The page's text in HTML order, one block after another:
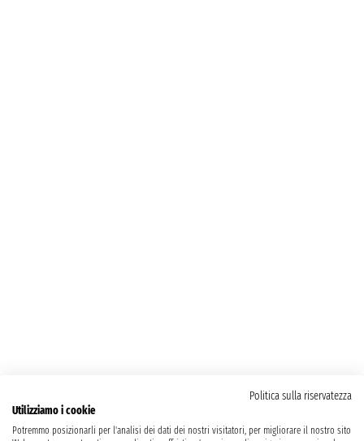
Politica sulla riservatezza
Utilizziamo i cookie
Potremmo posizionarli per l'analisi dei dati dei nostri visitatori, per migliorare il nostro sito